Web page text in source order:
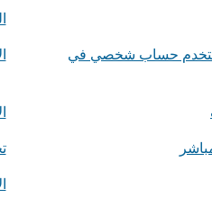
مستخدم حساب شخصي في